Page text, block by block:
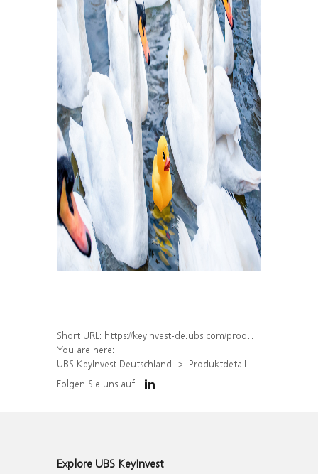
Short URL: https://keyinvest-de.ubs.com/produkt/detail/index/isin/DE000WA50345
You are here:
UBS KeyInvest Deutschland
Produktdetail
Folgen Sie uns auf
Explore UBS KeyInvest